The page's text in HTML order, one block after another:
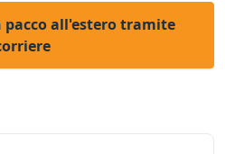
pacco all'estero tramite